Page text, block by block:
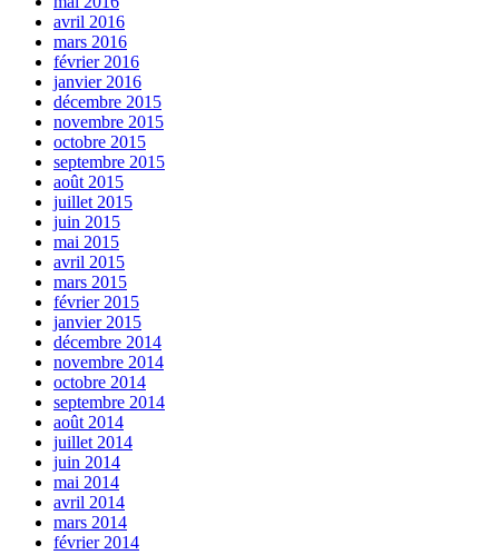
avril 2016
mars 2016
février 2016
janvier 2016
décembre 2015
novembre 2015
octobre 2015
septembre 2015
août 2015
juillet 2015
juin 2015
mai 2015
avril 2015
mars 2015
février 2015
janvier 2015
décembre 2014
novembre 2014
octobre 2014
septembre 2014
août 2014
juillet 2014
juin 2014
mai 2014
avril 2014
mars 2014
février 2014